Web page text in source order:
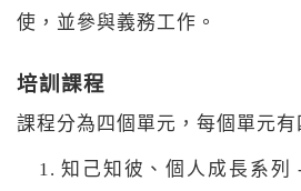
使，並參與義務工作。
培訓課程
課程分為四個單元，每個單元有
知己知彼、個人成長系列